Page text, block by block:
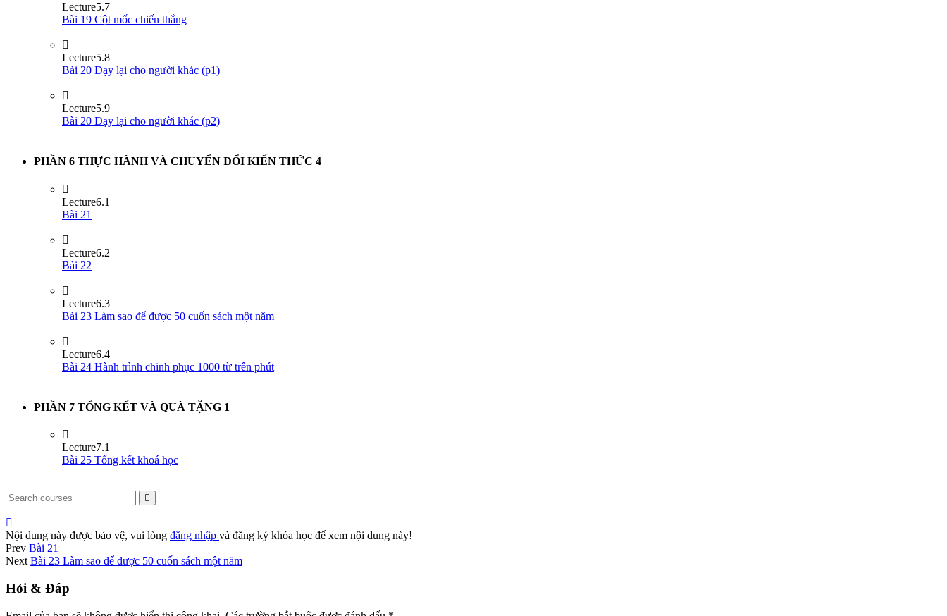
Lecture5.7
Bài 19 Cột mốc chiến thắng
Lecture5.8
Bài 20 Dạy lại cho người khác (p1)
Lecture5.9
Bài 20 Dạy lại cho người khác (p2)
PHẦN 6 THỰC HÀNH VÀ CHUYỂN ĐỔI KIẾN THỨC 4
Lecture6.1
Bài 21
Lecture6.2
Bài 22
Lecture6.3
Bài 23 Làm sao để được 50 cuốn sách một năm
Lecture6.4
Bài 24 Hành trình chinh phục 1000 từ trên phút
PHẦN 7 TỔNG KẾT VÀ QUÀ TẶNG 1
Lecture7.1
Bài 25 Tổng kết khoá học
Nội dung này được bảo vệ, vui lòng đăng nhập và đăng ký khóa học để xem nội dung này!
Prev Bài 21
Next Bài 23 Làm sao để được 50 cuốn sách một năm
Hỏi & Đáp